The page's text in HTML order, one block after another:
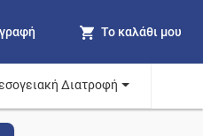
Το καλάθι μου
Διατροφή